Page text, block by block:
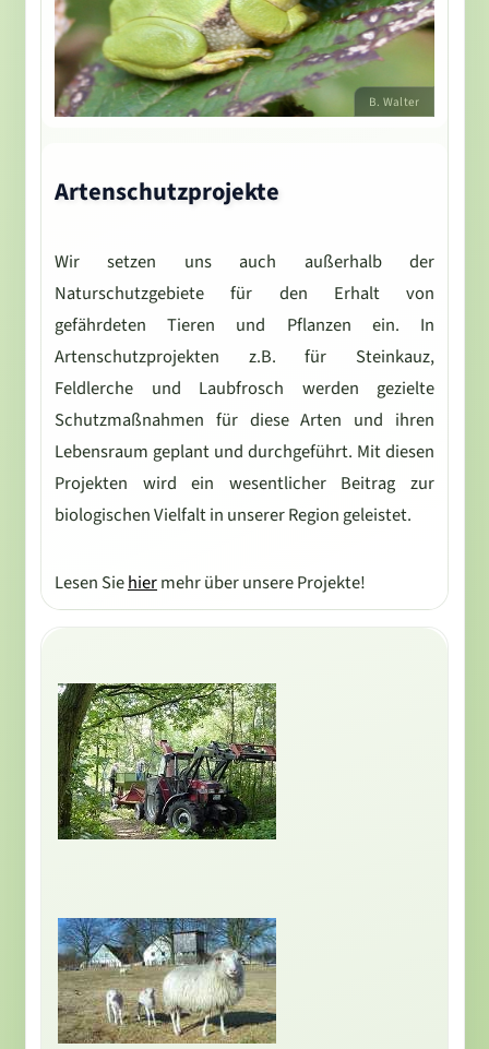
Artenschutzprojekte
Wir setzen uns auch außerhalb der
Naturschutzgebiete für den Erhalt von
gefährdeten Tieren und Pflanzen ein. In
Artenschutzprojekten z.B. für Steinkauz,
Feldlerche und Laubfrosch werden gezielte
Schutzmaßnahmen für diese Arten und ihren
Lebensraum geplant und durchgeführt. Mit diesen
Projekten wird ein wesentlicher Beitrag zur
biologischen Vielfalt in unserer Region geleistet.
Lesen Siehiermehr über unsere Projekte!